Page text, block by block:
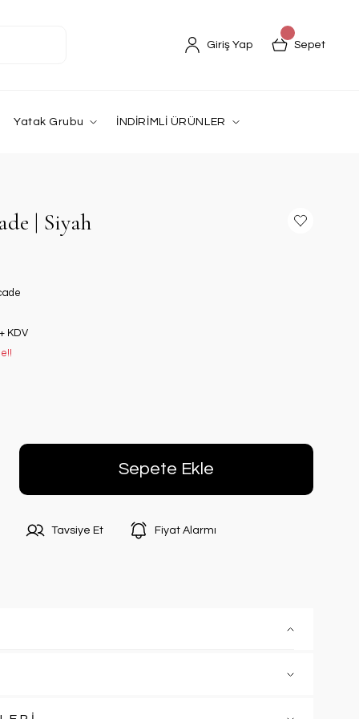
Giriş Yap Sepet
Yatak Grubu İNDİRİMLİ ÜRÜNLER
| Siyah
KDV
Sepete Ekle
Tavsiye Et Fiyat Alarmı